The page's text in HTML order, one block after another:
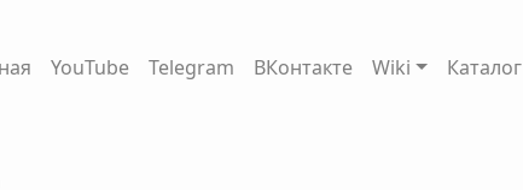
YouTube Telegram ВКонтакте Wiki Каталог